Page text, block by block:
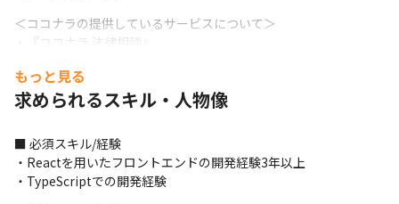
＜ココナラの提供しているサービスについて＞
・『ココナラ 法律相談』
して2016年にリリース。
・『ココナラ ビジネス』
め、2021年にリリース。
・『ココナラ エージェント』
ITフリーランス人材に企業の業務委託案件をエージェントがご紹
介・マッチングサービスを2022年にリリース。
もっと見る
求められるスキル・人物像
■ 必須スキル/経験
・Reactを用いたフロントエンドの開発経験3年以上
・TypeScriptでの開発経験